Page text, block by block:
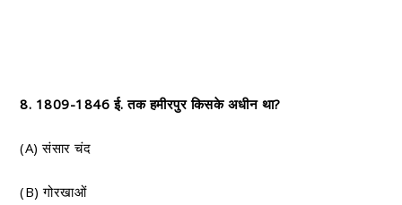
8. 1809-1846 ई. तक हमीरपुर किसके अधीन था?
(A) संसार चंद
(B) गोरखाओं